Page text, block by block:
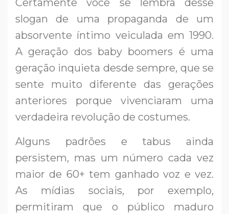
Certamente você se lembra desse
slogan de uma propaganda de um
absorvente íntimo veiculada em 1990.
A geração dos baby boomers é uma
geração inquieta desde sempre, que se
sente muito diferente das gerações
anteriores porque vivenciaram uma
verdadeira revolução de costumes.
Alguns padrões e tabus ainda
persistem, mas um número cada vez
maior de 60+ tem ganhado voz e vez.
As mídias sociais, por exemplo,
permitiram que o público maduro